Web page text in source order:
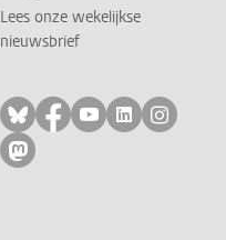
Lees onze wekelijkse
nieuwsbrief
Volg ons op bluesky
Volg ons op
Volg ons op
Volg ons
Volg
Volg ons op mastodon